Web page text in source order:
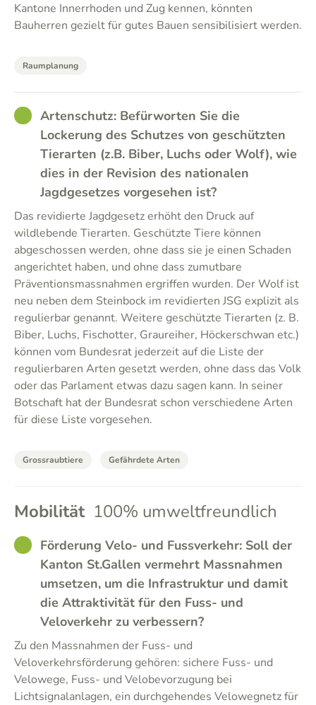
Kantone Innerrhoden und Zug kennen, könnten
Bauherren gezielt für gutes Bauen sensibilisiert werden.
Raumplanung
GOODArtenschutz: Befürworten Sie die
Lockerung des Schutzes von geschützten
Tierarten (z.B. Biber, Luchs oder Wolf), wie
dies in der Revision des nationalen
Jagdgesetzes vorgesehen ist?
Das revidierte Jagdgesetz erhöht den Druck auf
wildlebende Tierarten. Geschützte Tiere können
abgeschossen werden, ohne dass sie je einen Schaden
angerichtet haben, und ohne dass zumutbare
Präventionsmassnahmen ergriffen wurden. Der Wolf ist
neu neben dem Steinbock im revidierten JSG explizit als
regulierbar genannt. Weitere geschützte Tierarten (z. B.
Biber, Luchs, Fischotter, Graureiher, Höckerschwan etc.)
können vom Bundesrat jederzeit auf die Liste der
regulierbaren Arten gesetzt werden, ohne dass das Volk
oder das Parlament etwas dazu sagen kann. In seiner
Botschaft hat der Bundesrat schon verschiedene Arten
für diese Liste vorgesehen.
Grossraubtiere Gefährdete Arten
Mobilität 100% umweltfreundlich
GOODFörderung Velo- und Fussverkehr: Soll der
Kanton St.Gallen vermehrt Massnahmen
umsetzen, um die Infrastruktur und damit
die Attraktivität für den Fuss- und
Veloverkehr zu verbessern?
Zu den Massnahmen der Fuss- und
Veloverkehrsförderung gehören: sichere Fuss- und
Velowege, Fuss- und Velobevorzugung bei
Lichtsignalanlagen, ein durchgehendes Velowegnetz für